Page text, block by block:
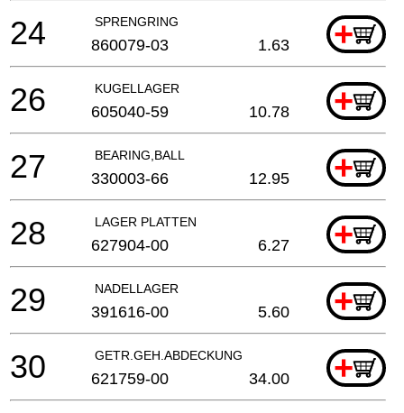
SPRENGRING +
24 860079-03 1.63
KUGELLAGER +
26 605040-59 10.78
BEARING,BALL +
27 330003-66 12.95
LAGER PLATTEN +
28 627904-00 6.27
NADELLAGER +
29 391616-00 5.60
GETR.GEH.ABDECKUNG +
30 621759-00 34.00